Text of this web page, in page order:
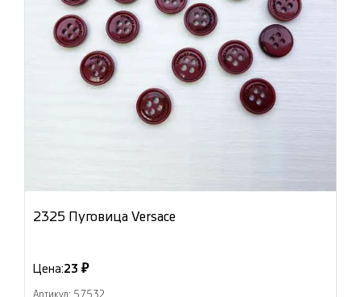
2325 Пуговица Versace
Цена:23 ₽
Артикул: 57532